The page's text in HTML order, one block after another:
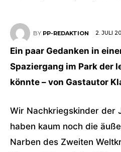
BY PP-REDAKTION 2. JULI
Ein paar Gedanken in
Spaziergang im Park der
könnte – von Gastautor
Wir Nachkriegskinder der
haben kaum noch die
Narben des Zweiten